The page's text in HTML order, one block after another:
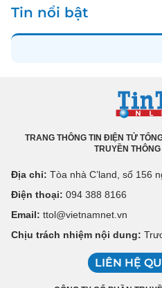
Tin nổi bật
TRANG THÔNG TIN ĐIỆN TỬ
TRUYỀN
Địa chỉ: Tòa nhà C’land, số 156
Điện thoại: 094 388 8166
Email: ttol@vietnamnet.vn
Chịu trách nhiệm nội dung:
LIÊN HỆ